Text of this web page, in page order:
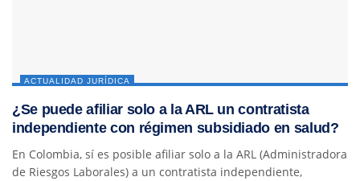
ACTUALIDAD JURÍDICA
¿Se puede afiliar solo a la ARL un contratista
independiente con régimen subsidiado en salud?
En Colombia, sí es posible afiliar solo a la ARL (Administradora
de Riesgos Laborales) a un contratista independiente,